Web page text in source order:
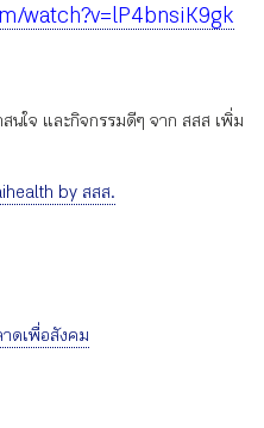
watch?v=lP4bnsiK9gk
ใจ และกิจกรรมดีๆ จาก สสส เพิ่ม
by สสส.
ดเพื่อสังคม